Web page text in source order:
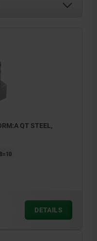
QT STEEL,
B=10
DETAILS